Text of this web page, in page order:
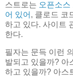
스트로는 오픈소스
어 있어 , 클로드 코
하고 있다. 사이트
한다.
필자는 문득 이런
발되고 있을까? 아
하고 있을까? 아스